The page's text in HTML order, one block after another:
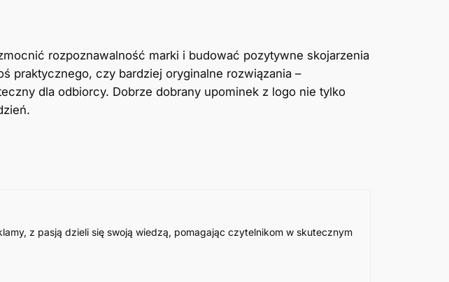
rozpoznawalność marki i budować pozytywne skojarzenia
praktycznego, czy bardziej oryginalne rozwiązania –
dla odbiorcy. Dobrze dobrany upominek z logo nie tylko
z pasją dzieli się swoją wiedzą, pomagając czytelnikom w skutecznym